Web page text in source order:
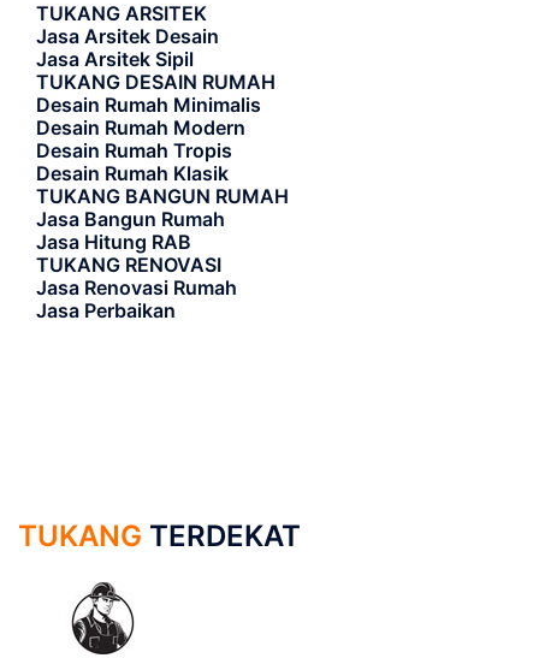
TUKANG ARSITEK
Jasa Arsitek Desain
Jasa Arsitek Sipil
TUKANG DESAIN RUMAH
Desain Rumah Minimalis
Desain Rumah Modern
Desain Rumah Tropis
Desain Rumah Klasik
TUKANG BANGUN RUMAH
Jasa Bangun Rumah
Jasa Hitung RAB
TUKANG RENOVASI
Jasa Renovasi Rumah
Jasa Perbaikan
TUKANG TERDEKAT